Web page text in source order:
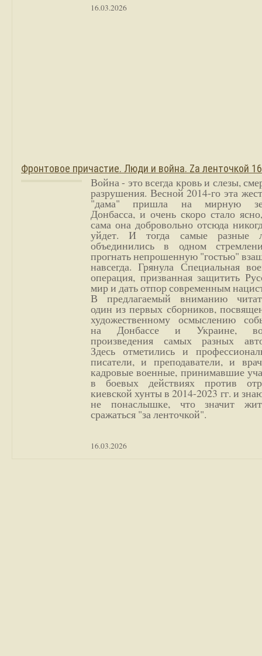
16.03.2026
Фронтовое причастие. Люди и война. Zа ленточкой
Война - это всегда кровь и слезы,
разрушения. Весной 2014-го эта
"дама" пришла на мирную
Донбасса, и очень скоро стало
сама она добровольно отсюда
уйдет. И тогда самые разные
объединились в одном
прогнать непрошенную "гостью"
навсегда. Грянула Специальная
операция, призванная защитить
мир и дать отпор современным
В предлагаемый вниманию
один из первых сборников,
художественному осмыслению
на Донбассе и Украине,
произведения самых разных
Здесь отметились и
писатели, и преподаватели, и
кадровые военные, принимавшие
в боевых действиях против
киевской хунты в 2014-2023 гг. и
не понаслышке, что значит
сражаться "за ленточкой".
16.03.2026